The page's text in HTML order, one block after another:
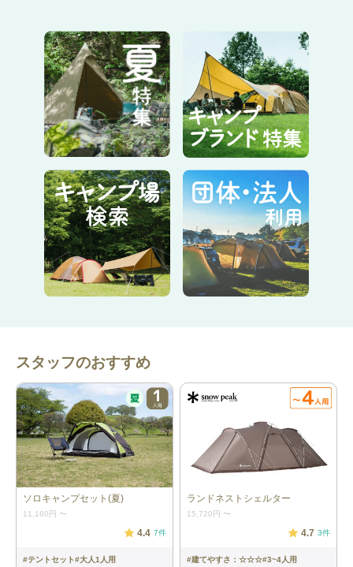
取扱説明書はこちら
設営動画
インナーサイズ 約300×300cm
収納サイズ 約H25×W68×D25cm
必要区画 4m〜×4m〜
重量 約9.06kg
スタッフのおすすめ
ソロキャンプセット(夏)
11,160円 〜
4.4 7件
#テントセット#大人1人用
ランドネストシェルター
15,720円 〜
4.7 3件
#建てやすさ：☆☆☆#3~4人用